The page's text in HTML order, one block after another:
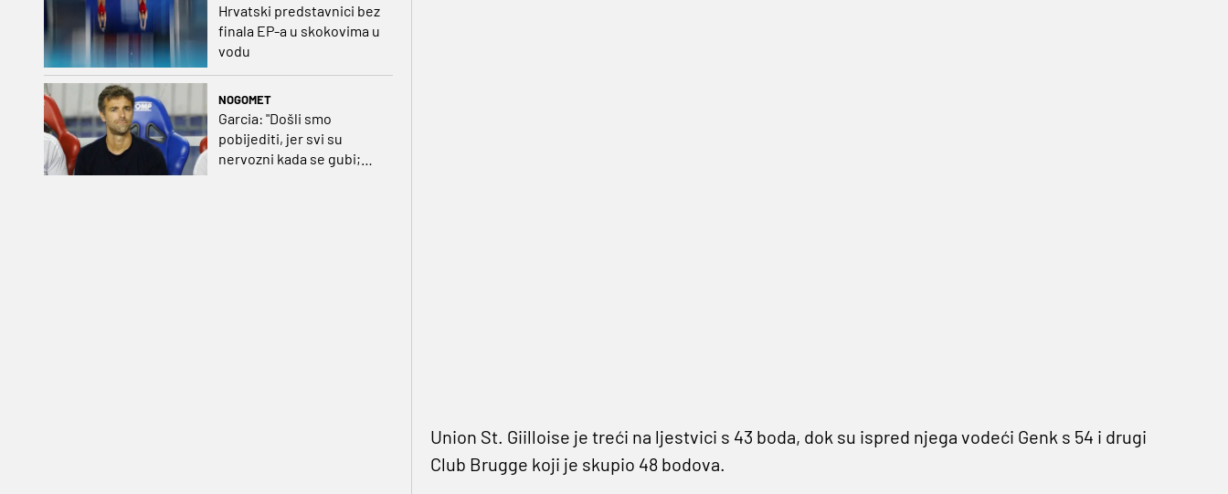
Hrvatski predstavnici bez
finala EP-a u skokovima u
vodu
NOGOMET
Garcia: "Došli smo
pobijediti, jer svi su
nervozni kada se gubi;
Union St. Giilloise je treći na ljestvici s 43 boda, dok su ispred njega vodeći Genk s 54 i drugi
Club Brugge koji je skupio 48 bodova.